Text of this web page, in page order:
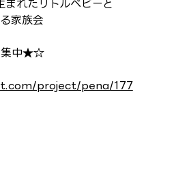
れたリトルベビーと
家族会
中★☆
project/pena/177